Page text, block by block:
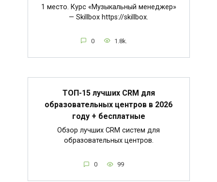
1 место. Курс «Музыкальный менеджер»
— Skillbox https://skillbox.
0 1.8k.
ТОП-15 лучших CRM для
образовательных центров в 2026
году + бесплатные
Обзор лучших CRM систем для
образовательных центров.
0 99